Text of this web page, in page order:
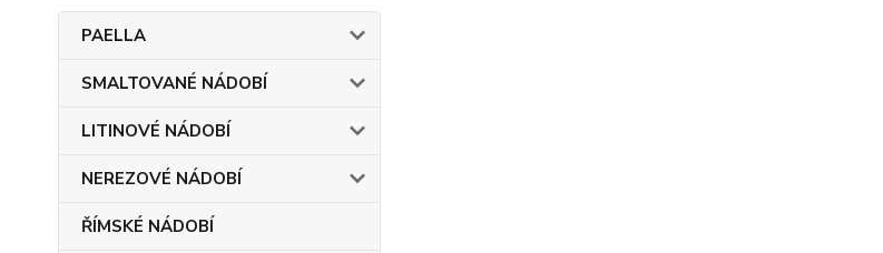
PAELLA
SMALTOVANÉ NÁDOBÍ
LITINOVÉ NÁDOBÍ
NEREZOVÉ NÁDOBÍ
ŘÍMSKÉ NÁDOBÍ